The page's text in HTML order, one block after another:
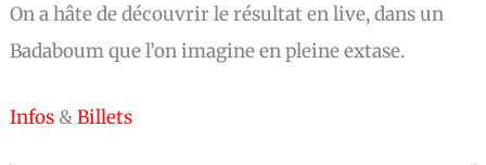
On a hâte de découvrir le résultat en live, dans un
Badaboum que l’on imagine en pleine extase.
Infos &Billets